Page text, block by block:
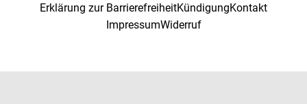
Erklärung zur BarrierefreiheitKündigungKontakt
ImpressumWiderruf